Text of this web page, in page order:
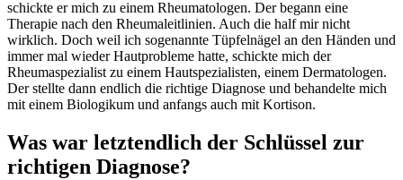
schickte er mich zu einem Rheumatologen. Der begann eine
Therapie nach den Rheumaleitlinien. Auch die half mir nicht
wirklich. Doch weil ich sogenannte Tüpfelnägel an den Händen und
immer mal wieder Hautprobleme hatte, schickte mich der
Rheumaspezialist zu einem Hautspezialisten, einem Dermatologen.
Der stellte dann endlich die richtige Diagnose und behandelte mich
mit einem Biologikum und anfangs auch mit Kortison.
Was war letztendlich der Schlüssel zur
richtigen Diagnose?